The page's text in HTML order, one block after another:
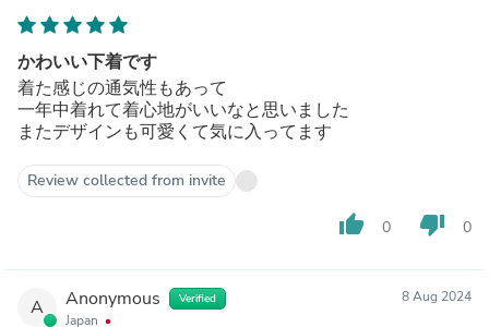
かわいい下着です
着た感じの通気性もあって
一年中着れて着心地がいいなと思いました
またデザインも可愛くて気に入ってます
Review collected from invite
thumb_up 0 thumb_down 0
A Anonymous Verified
Japan
8 Aug 2024